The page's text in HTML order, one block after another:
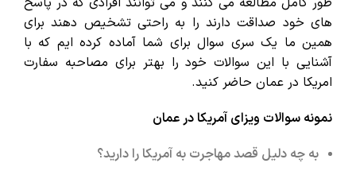
های خود صداقت دارند را به راحتی تشخیص دهند برای
همین ما یک سری سوال برای شما آماده کرده ایم که با
آشنایی با این سوالات خود را بهتر برای مصاحبه سفارت
امریکا در عمان حاضر کنید.
نمونه سوالات ویزای آمریکا در عمان
به چه دلیل قصد مهاجرت به آمریکا را دارید؟